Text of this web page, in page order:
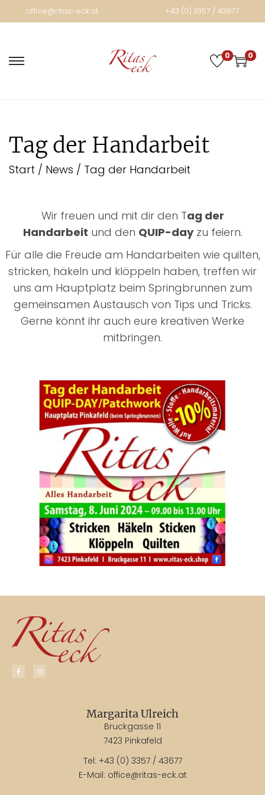
office@ritas-eck.at +43 (0) 3357 / 43677
0 0
Tag der Handarbeit
Start / News / Tag der Handarbeit
Wir freuen und mit dir den Tag der
Handarbeit und den QUIP-dayzu feiern.
Für alle die Freude am Handarbeiten wie quilten,
stricken, häkeln und klöppeln haben, treffen wir
uns am Hauptplatz beim Springbrunnen zum
gemeinsamen Austausch von Tips und Tricks.
Gerne könnt ihr auch eure kreativen Werke
mitbringen.
Margarita Ulreich
Bruckgasse 11
7423 Pinkafeld
Tel: +43 (0) 3357 / 43677
E-Mail: office@ritas-eck.at